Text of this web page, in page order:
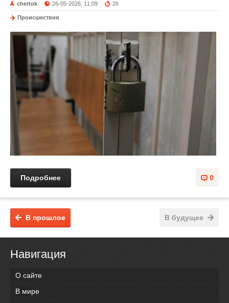
chertok 26-05-2026, 11:09 26
Происшествия
0
Подробнее
В будущее
В прошлое
Навигация
О сайте
В мире